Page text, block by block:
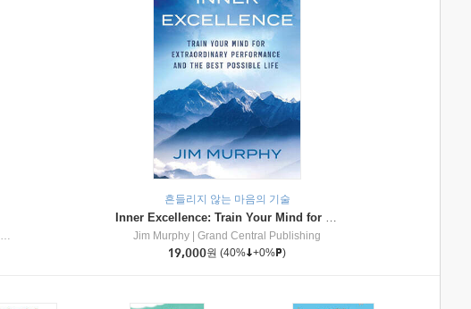
흔들리지 않는 마음의 기술
Inner Excellence: Train Your Mind for Extraordinary Performance and the Best Possible Life
Jim Murphy
Grand Central Publishing
19,000원 (40% +0% )